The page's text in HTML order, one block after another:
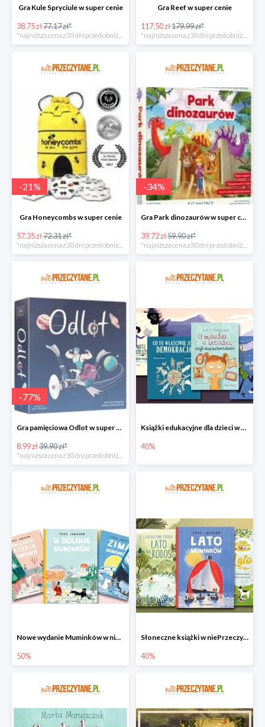
Gra Kule Spryciule w super cenie
38.75 zł77.17 zł*
Gra Reef w super cenie
117.50 zł179.99 zł*
-21%
Gra Honeycombs w super cenie
57.35 zł72.31 zł*
*najniższa cena z 30 dni przed obniżką
-34%
Gra Park dinozaurów w super cenie
39.72 zł59.90 zł*
*najniższa cena z 30 dni przed obniżką
-77%
Gra pamięciowa Odlot w super cenie
8.99 zł39.90 zł*
Książki edukacyjne dla dzieci w niePrzeczytane.pl do -40%
40%
Nowe wydanie Muminków w niePrzeczytane.pl do -50%
50%
Słoneczne książki w niePrzeczytane.pl do -40%
40%